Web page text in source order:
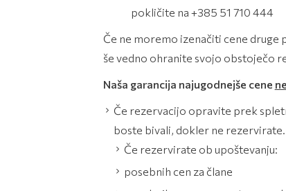
pokličite na +385 51 710 444
Če ne moremo izenačiti cene
še vedno ohranite svojo obstoječo
Naša garancija najugodnejše cene
Če rezervacijo opravite prek
boste bivali, dokler ne rezervirate.
Če rezervirate ob upoštevanju:
posebnih cen za člane